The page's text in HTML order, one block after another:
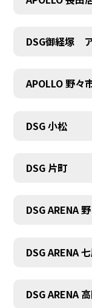
DSG御経塚
APOLLO 野々
DSG 小松
DSG 片町
DSG ARENA
DSG ARENA
DSG ARENA